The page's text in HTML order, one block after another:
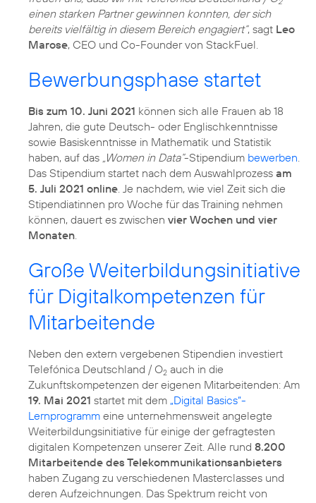
einen starken Partner gewinnen konnten, der sich
bereits vielfältig in diesem Bereich engagiert“, sagt Leo
Marose, CEO und Co-Founder von StackFuel.
Bewerbungsphase startet
Bis zum 10. Juni 2021 können sich alle Frauen ab 18
Jahren, die gute Deutsch- oder Englischkenntnisse
sowie Basiskenntnisse in Mathematik und Statistik
haben, auf das „Women in Data“-Stipendium bewerben.
Das Stipendium startet nach dem Auswahlprozess am
5. Juli 2021 online. Je nachdem, wie viel Zeit sich die
Stipendiatinnen pro Woche für das Training nehmen
können, dauert es zwischen vier Wochen und vier
Monaten.
Große Weiterbildungsinitiative
für Digitalkompetenzen für
Mitarbeitende
Neben den extern vergebenen Stipendien investiert
Telefónica Deutschland / O2 auch in die
Zukunftskompetenzen der eigenen Mitarbeitenden: Am
19. Mai 2021 startet mit dem „Digital Basics“-
Lernprogramm eine unternehmensweit angelegte
Weiterbildungsinitiative für einige der gefragtesten
digitalen Kompetenzen unserer Zeit. Alle rund 8.200
Mitarbeitende des Telekommunikationsanbieters
haben Zugang zu verschiedenen Masterclasses und
deren Aufzeichnungen. Das Spektrum reicht von